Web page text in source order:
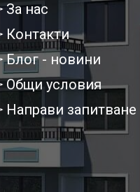
За нас
Контакти
Блог - новини
Общи условия
Направи запитване